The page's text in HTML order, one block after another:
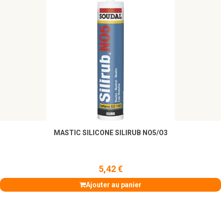
MASTIC SILICONE SILIRUB NO5/O3
5,42 €
Ajouter au panier